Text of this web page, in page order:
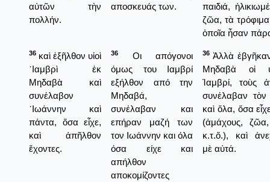
αὐτῶν τὴν
πολλήν.
αποσκευάς των.
παιδιά,
ζῶα, τὰ
ὁποῖα ἦσαν
36 καὶ ἐξῆλθον υἱοὶ
᾿Ιαμβρὶ ἐκ
Μηδαβὰ καὶ
συνέλαβον
᾿Ιωάννην καὶ
πάντα, ὅσα εἶχε,
καὶ ἀπῆλθον
ἔχοντες.
36
Οι απόγονοι
όμως του Ιαμβρί
εξήλθον από την
Μηδαβά,
συνέλαβαν και
επήραν μαζή των
τον Ιωάννην και όλα
όσα είχε και
απήλθον
αποκομίζοντες
36 Ἀλλὰ
Μηδαβὰ οἱ
Ἰαμβρί, τοὺς
συνέλαβαν
καὶ ὅλα, ὅσα
(ἀμάχους, ζῶα,
κ.τ.ὅ.), καὶ
μὲ αὐτά.